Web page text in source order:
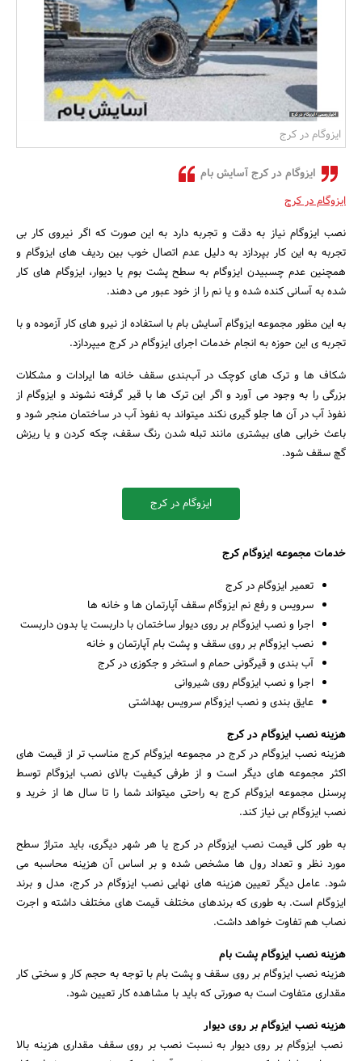
بانک، بیمه و سرمایه
مسکن و ساختمان
جستجو
ایزوگام در کرج
ایزوگام در کرج آسایش بام
ایزوگام در کرج
نصب ایزوگام نیاز به دقت و تجربه دارد به این صورت که اگر نیروی کار بی
تجربه به این کار بپردازد به دلیل عدم اتصال خوب بین ردیف های ایزوگام و
همچنین عدم چسبیدن ایزوگام به سطح پشت بوم یا دیوار، ایزوگام های کار
شده به آسانی کنده شده و یا نم را از خود عبور می دهند.
به این مظور مجموعه ایزوگام آسایش بام با استفاده از نیرو های کار آزموده و با
تجربه ی این حوزه به انجام خدمات اجرای ایزوگام در کرج میپردازد.
شکاف ها و ترک های کوچک در آب‌بندی سقف خانه ها ایرادات و مشکلات
بزرگی را به وجود می آورد و اگر این ترک ها با قیر گرفته نشوند و ایزوگام از
نفوذ آب در آن ها جلو گیری نکند میتواند به نفوذ آب در ساختمان منجر شود و
باعث خرابی های بیشتری مانند تبله شدن رنگ سقف، چکه کردن و یا ریزش
گچ سقف شود.
ایزوگام در کرج
خدمات مجموعه ایزوگام کرج
تعمیر ایزوگام در کرج
سرویس و رفع نم ایزوگام سقف آپارتمان ها و خانه ها
اجرا و نصب ایزوگام بر روی دیوار ساختمان با داربست یا بدون داربست
نصب ایزوگام بر روی سقف و پشت بام آپارتمان و خانه
آب بندی و قیرگونی حمام و استخر و جکوزی در کرج
اجرا و نصب ایزوگام روی شیروانی
عایق بندی و نصب ایزوگام سرویس بهداشتی
هزینه نصب ایزوگام در کرج
هزینه نصب ایزوگام در کرج در مجموعه ایزوگام کرج مناسب تر از قیمت های
اکثر مجموعه های دیگر است و از طرفی کیفیت بالای نصب ایزوگام توسط
پرسنل مجموعه ایزوگام کرج به راحتی میتواند شما را تا سال ها از خرید و
نصب ایزوگام بی نیاز کند.
به طور کلی قیمت نصب ایزوگام در کرج یا هر شهر دیگری، باید متراژ سطح
مورد نظر و تعداد رول ها مشخص شده و بر اساس آن هزینه محاسبه می
شود. عامل دیگر تعیین هزینه های نهایی نصب ایزوگام در کرج، مدل و برند
ایزوگام است. به طوری که برندهای مختلف قیمت های مختلف داشته و اجرت
نصاب هم تفاوت خواهد داشت.
هزینه نصب ایزوگام پشت بام
هزینه نصب ایزوگام بر روی سقف و پشت بام با توجه به حجم کار و سختی کار
مقداری متفاوت است به صورتی که باید با مشاهده کار تعیین شود.
هزینه نصب ایزوگام بر روی دیوار
نصب ایزوگام بر روی دیوار به نسبت نصب بر روی سقف مقداری هزینه بالا